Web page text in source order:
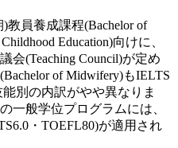
教員養成課程(Bachelor of
Education)向けに、
会(Teaching Council)が定め
of Midwifery)もIELTS
別の内訳がやや異なりま
一般学位プログラムには、
・TOEFL80)が適用され